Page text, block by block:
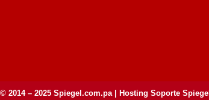
© 2014 – 2025 Spiegel.com.pa| Hosting Soporte Spiegel